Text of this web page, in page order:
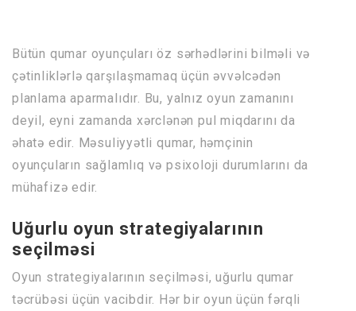
Bütün qumar oyunçuları öz sərhədlərini bilməli və
çətinliklərlə qarşılaşmamaq üçün əvvəlcədən
planlama aparmalıdır. Bu, yalnız oyun zamanını
deyil, eyni zamanda xərclənən pul miqdarını da
əhatə edir. Məsuliyyətli qumar, həmçinin
oyunçuların sağlamlıq və psixoloji durumlarını da
mühafizə edir.
Uğurlu oyun strategiyalarının
seçilməsi
Oyun strategiyalarının seçilməsi, uğurlu qumar
təcrübəsi üçün vacibdir. Hər bir oyun üçün fərqli